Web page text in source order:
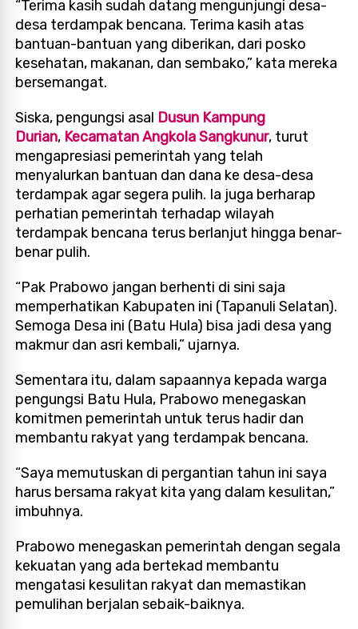
“Terima kasih sudah datang mengunjungi desa-
desa terdampak bencana. Terima kasih atas
bantuan-bantuan yang diberikan, dari posko
kesehatan, makanan, dan sembako,” kata mereka
bersemangat.
Siska, pengungsi asal Dusun Kampung
Durian, Kecamatan Angkola Sangkunur, turut
mengapresiasi pemerintah yang telah
menyalurkan bantuan dan dana ke desa-desa
terdampak agar segera pulih. Ia juga berharap
perhatian pemerintah terhadap wilayah
terdampak bencana terus berlanjut hingga benar-
benar pulih.
“Pak Prabowo jangan berhenti di sini saja
memperhatikan Kabupaten ini (Tapanuli Selatan).
Semoga Desa ini (Batu Hula) bisa jadi desa yang
makmur dan asri kembali,” ujarnya.
Sementara itu, dalam sapaannya kepada warga
pengungsi Batu Hula, Prabowo menegaskan
komitmen pemerintah untuk terus hadir dan
membantu rakyat yang terdampak bencana.
“Saya memutuskan di pergantian tahun ini saya
harus bersama rakyat kita yang dalam kesulitan,”
imbuhnya.
Prabowo menegaskan pemerintah dengan segala
kekuatan yang ada bertekad membantu
mengatasi kesulitan rakyat dan memastikan
pemulihan berjalan sebaik-baiknya.